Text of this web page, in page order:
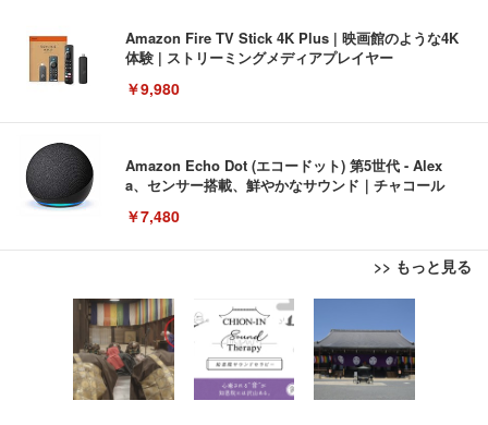
Amazon Fire TV Stick 4K Plus | 映画館のような4K
体験 | ストリーミングメディアプレイヤー
￥9,980
Amazon Echo Dot (エコードット) 第5世代 - Alex
a、センサー搭載、鮮やかなサウンド｜チャコール
￥7,480
>> もっと見る
[EdoErgo] オフィスチェア 椅子 テレワーク 疲れな
い 跳ね上げ式アームレスト コンパクト 約105度ロッ
キング pc 事務椅子 360度回転 座面昇降 強化ナイロ
ン樹脂ベース 通気性メッシュ 在宅ワーク H-WY01
(黒網+黒枠+黒足)
￥5,699
EIZO ビジネス向けプレミアムモニター | FlexScan
EV3240X-WT | 31.5型4K UHD・USB Type-C・ホワ
イト
￥105,595
Amazonベーシック ペットシーツ 薄型 レギュラー 1
回使い捨て 無香料 ホワイト 300枚
￥3,373